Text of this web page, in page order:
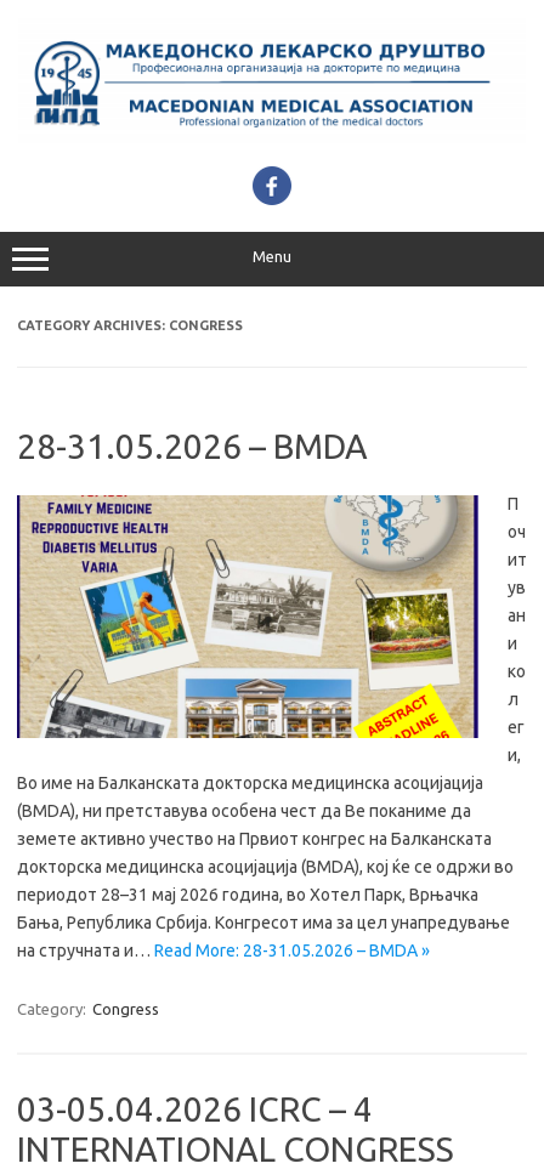
content
Menu
CATEGORY ARCHIVES: CONGRESS
28-31.05.2026 – BMDA
П
оч
ит
ув
ан
и
ко
л
ег
и,
Во име на Балканската докторска медицинска асоцијација
(BMDA), ни претставува особена чест да Ве поканиме да
земете активно учество на Првиот конгрес на Балканската
докторска медицинска асоцијација (BMDA), кој ќе се одржи во
периодот 28–31 мај 2026 година, во Хотел Парк, Врњачка
Бања, Република Србија. Конгресот има за цел унапредување
на стручната и… Read More: 28-31.05.2026 – BMDA »
Category: Congress
03-05.04.2026 ICRC – 4
INTERNATIONAL CONGRESS